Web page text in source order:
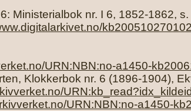
Ministerialbok nr. I 6, 1852-1862, s.
URN:NBN:no-a1450-
Klokkerbok nr. 6 (1896-1904),
URN:NBN:no-a1450-